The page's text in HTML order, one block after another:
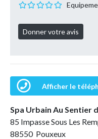
Afficher le
Spa Urbain Au Sentier
85 Impasse Sous Les
88550 Pouxeux